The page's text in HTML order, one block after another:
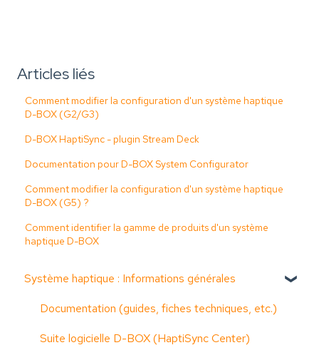
Articles liés
Comment modifier la configuration d'un système haptique
D-BOX (G2/G3)
D-BOX HaptiSync - plugin Stream Deck
Documentation pour D-BOX System Configurator
Comment modifier la configuration d'un système haptique
D-BOX (G5) ?
Comment identifier la gamme de produits d'un système
haptique D-BOX
Système haptique : Informations générales
Documentation (guides, fiches techniques, etc.)
Suite logicielle D-BOX (HaptiSync Center)